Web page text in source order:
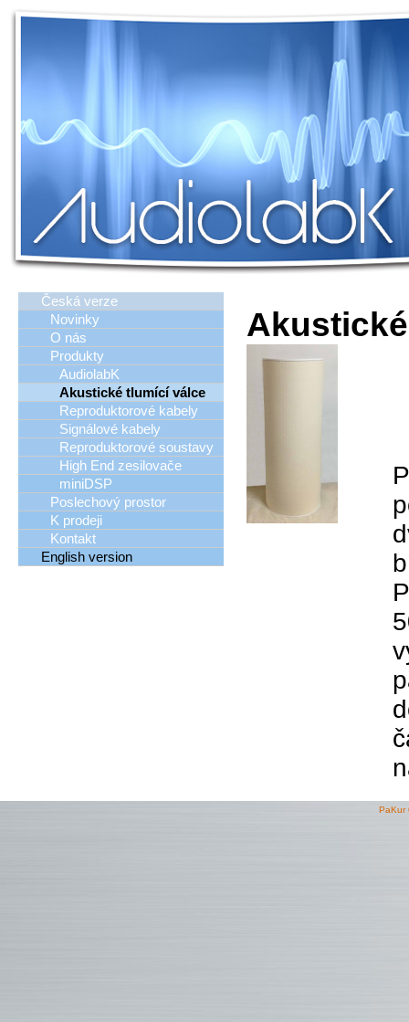
Česká verze
Novinky
O nás
Produkty
AudiolabK
Akustické tlumící válce
Reproduktorové kabely
Signálové kabely
Reproduktorové soustavy
High End zesilovače
miniDSP
Poslechový prostor
K prodeji
Kontakt
English version
PaKur